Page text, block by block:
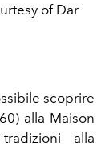
of Dar
scoprire
alla Maison
alla